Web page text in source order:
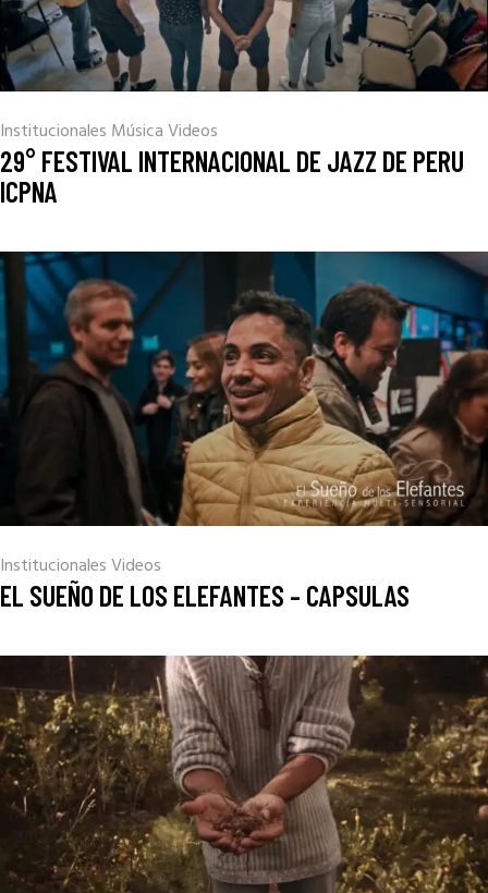
Institucionales MúsicaVideos
29° FESTIVAL INTERNACIONAL DE JAZZ DE PERU
ICPNA
InstitucionalesVideos
EL SUEÑO DE LOS ELEFANTES – CAPSULAS